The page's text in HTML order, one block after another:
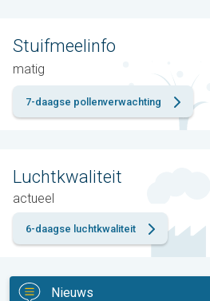
Stuifmeelinfo
matig
7-daagse pollenverwachting
Luchtkwaliteit
actueel
6-daagse luchtkwaliteit
Nieuws